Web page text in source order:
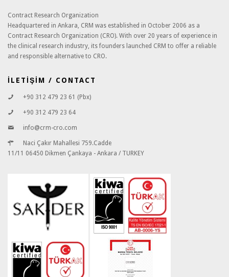
Contract Research Organization
Headquartered in Ankara, CRM was established in October 2006 as a
Contract Research Organization (CRO). With over 20 years of experience in
the clinical research industry, its founders launched CRM to offer a reliable
and responsible alternative to CRO.
İLETİŞİM / CONTACT
+90 312 479 23 61 (Pbx)
+90 312 479 23 64
info@crm-cro.com
Naci Çakır Mahallesi 759.Cadde
11/11 06450 Dikmen Çankaya - Ankara / TURKEY